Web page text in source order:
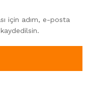
için adım, e-posta